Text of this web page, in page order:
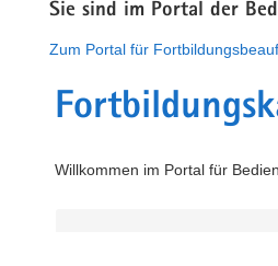
Sie sind im Portal der
Zum Portal für
Willkommen im Portal für